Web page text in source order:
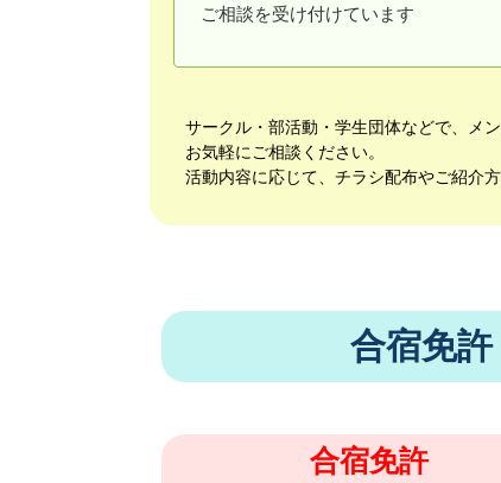
ご相談を受け付けています
サークル・部活動・学生団体などで、メ
お気軽にご相談ください。
活動内容に応じて、チラシ配布やご紹介
合宿免
合宿免許